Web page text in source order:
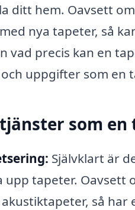
ditt hem. Oavsett
nya tapeter, så
vad precis kan en
uppgifter som en
som
Självklart är
upp tapeter. Oavsett
så